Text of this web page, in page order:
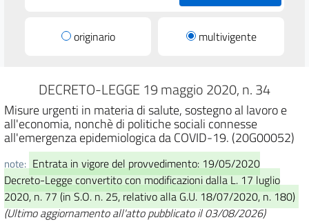
originario multivigente
DECRETO-LEGGE 19 maggio 2020, n. 34
Misure urgenti in materia di salute, sostegno al lavoro e
all'economia, nonchè di politiche sociali connesse
all'emergenza epidemiologica da COVID-19. (20G00052)
note: Entrata in vigore del provvedimento: 19/05/2020
Decreto-Legge convertito con modificazioni dalla L. 17 luglio
2020, n. 77 (in S.O. n. 25, relativo alla G.U. 18/07/2020, n. 180)
(Ultimo aggiornamento all'atto pubblicato il 03/08/2026)